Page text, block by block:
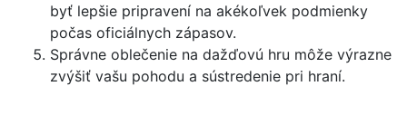
byť lepšie pripravení na akékoľvek podmienky
počas oficiálnych zápasov.
Správne oblečenie na dažďovú hru môže výrazne
zvýšiť vašu pohodu a sústredenie pri hraní.